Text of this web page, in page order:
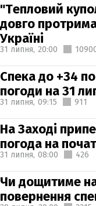
"Тепловий
довго
Україні
31 липня, 20:00
Спека до +34
погоди на 31
31 липня, 09:15 911
На Заході
погода на
31 липня, 08:00 426
Чи дощитиме
повернення